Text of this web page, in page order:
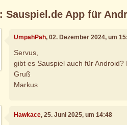
: Sauspiel.de App für
UmpahPah, 02. Dezember 2024, um
Servus,
gibt es Sauspiel auch für Android?
Gruß
Markus
Hawkace, 25. Juni 2025, um 14:48